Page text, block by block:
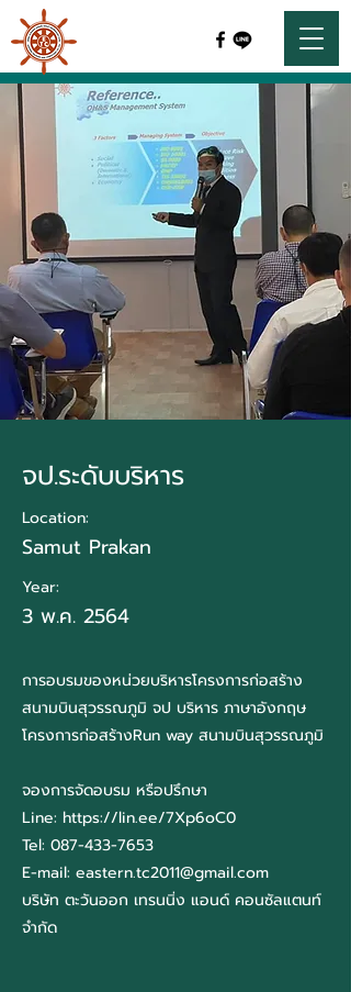
จป.ระดับบริหาร
Location:
Samut Prakan
Year:
3 พ.ค. 2564
การอบรมของหน่วยบริหารโครงการก่อสร้าง
สนามบินสุวรรณภูมิ จป บริหาร ภาษาอังกฤษ
โครงการก่อสร้างRun way สนามบินสุวรรณภูมิ
จองการจัดอบรม หรือปรึกษา
Line: https://lin.ee/7Xp6oC0
Tel: 087-433-7653
E-mail: eastern.tc2011@gmail.com
บริษัท ตะวันออก เทรนนิ่ง แอนด์ คอนซัลแตนท์
จำกัด